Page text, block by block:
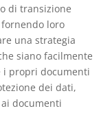
di transizione
loro
una strategia
siano facilmente
i propri documenti
dei dati,
documenti